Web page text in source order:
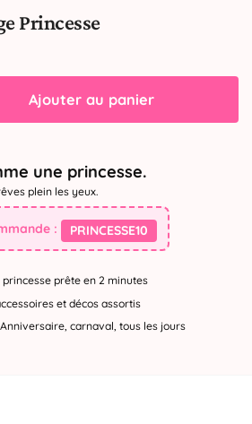
Princesse
Ajouter au panier
une princesse.
plein les yeux.
: PRINCESSE10
princesse prête en 2 minutes
et décos assortis
Anniversaire, carnaval, tous les jours